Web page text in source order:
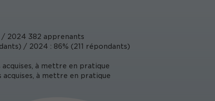
/ 2024 382 apprenants
/ 2024 : 86% (211 répondants)
à mettre en pratique
acquises, à mettre en pratique